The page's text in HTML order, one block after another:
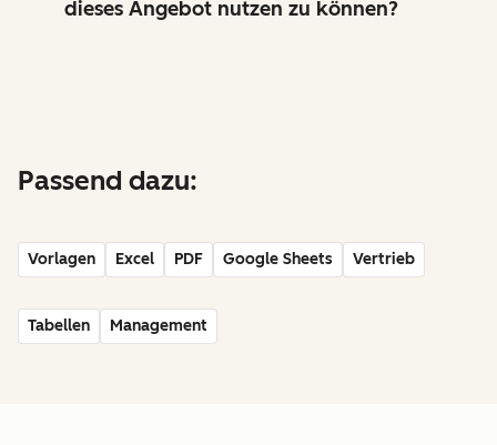
dieses Angebot nutzen zu können?
Passend dazu:
Vorlagen Excel PDF Google Sheets Vertrieb
Tabellen Management